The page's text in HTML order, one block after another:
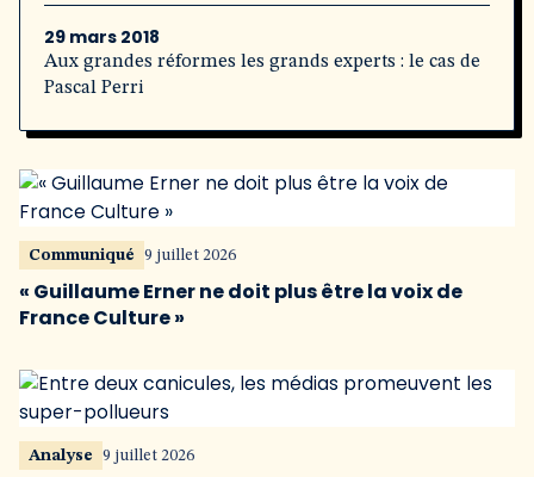
29 mars 2018
Aux grandes réformes les grands experts : le cas de
Pascal Perri
Communiqué 9 juillet 2026
« Guillaume Erner ne doit plus être la voix de
France Culture »
Analyse 9 juillet 2026